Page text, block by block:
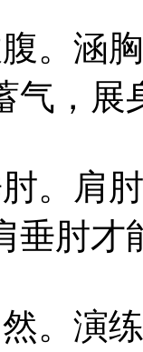
涵胸
气，展
肩肘
垂肘才
演练